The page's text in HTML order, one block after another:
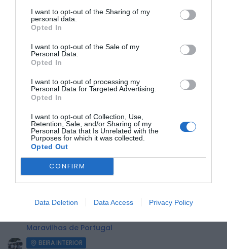
I want to opt-out of the Sharing of my
personal data.
Opted In
I want to opt-out of the Sale of my
Personal Data.
Opted In
I want to opt-out of processing my
Personal Data for Targeted Advertising.
Opted In
I want to opt-out of Collection, Use,
Retention, Sale, and/or Sharing of my
Personal Data that Is Unrelated with the
Purposes for which it was collected.
Opted Out
CONFIRM
Data Deletion Data Access Privacy Policy
No dia seguinte, 16 de novembro, a Meimoa celebra o São
Martinho. A Associação Cultural e Desportiva dos Amigos
da Meimoa promove o seu tradicional passeio, com
arranque às 09:00h, junto à sede da associação. O evento
culmina com um magusto de castanhas assadas e
novembro e incluem pequeno-almoço e almoço.
Para o dia 29 de novembro está marcado o passeio
pedestre “Rota dos Medronhos”, em Salvador. A
organização, a cargo da Associação Amigos de Salvador,
tem o ponto de encontro marcado para as 09:00h, no
Largo da Junta de Freguesia. A iniciativa inclui uma
demonstração da destilação artesanal de aguardente de
medronho. A inscrição é obrigatória até 20 de novembro e
inclui reforço alimentar, almoço e a oferta de uma t-shirt.
ÚLTIMA HORA:
BEIRA INTERIOR
Maravilhas de Portugal
BEIRA INTERIOR